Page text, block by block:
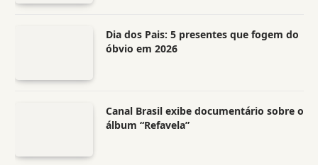
Dia dos Pais: 5 presentes que fogem do
óbvio em 2026
Canal Brasil exibe documentário sobre o
álbum “Refavela”